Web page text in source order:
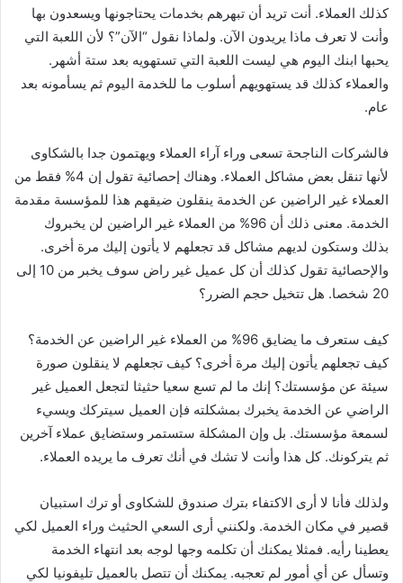
كذلك العملاء. أنت تريد أن تبهرهم بخدمات يحتاجونها ويسعدون بها
وأنت لا تعرف ماذا يريدون الآن. ولماذا نقول “الآن”؟ لأن اللعبة التي
يحبها ابنك اليوم هي ليست اللعبة التي تستهويه بعد ستة أشهر.
والعملاء كذلك قد يستهويهم أسلوب ما للخدمة اليوم ثم يسأمونه بعد
عام.
فالشركات الناجحة تسعى وراء آراء العملاء ويهتمون جدا بالشكاوى
لأنها تنقل بعض مشاكل العملاء. وهناك إحصائية تقول إن 4% فقط من
العملاء غير الراضين عن الخدمة ينقلون ضيقهم هذا للمؤسسة مقدمة
الخدمة. معنى ذلك أن 96% من العملاء غير الراضين لن يخبروك
بذلك وستكون لديهم مشاكل قد تجعلهم لا يأتون إليك مرة أخرى.
والإحصائية تقول كذلك أن كل عميل غير راض سوف يخبر من 10 إلى
20 شخصا. هل تتخيل حجم الضرر؟
كيف ستعرف ما يضايق 96% من العملاء غير الراضين عن الخدمة؟
كيف تجعلهم يأتون إليك مرة أخرى؟ كيف تجعلهم لا ينقلون صورة
سيئة عن مؤسستك؟ إنك ما لم تسع سعيا حثيثا لتجعل العميل غير
الراضي عن الخدمة يخبرك بمشكلته فإن العميل سيتركك ويسيء
لسمعة مؤسستك. بل وإن المشكلة ستستمر وستضايق عملاء آخرين
ثم يتركونك. كل هذا وأنت لا تشك في أنك تعرف ما يريده العملاء.
ولذلك فأنا لا أرى الاكتفاء بترك صندوق للشكاوى أو ترك استبيان
قصير في مكان الخدمة. ولكنني أرى السعي الحثيث وراء العميل لكي
يعطينا رأيه. فمثلا يمكنك أن تكلمه وجها لوجه بعد انتهاء الخدمة
وتسأل عن أي أمور لم تعجبه. يمكنك أن تتصل بالعميل تليفونيا لكي